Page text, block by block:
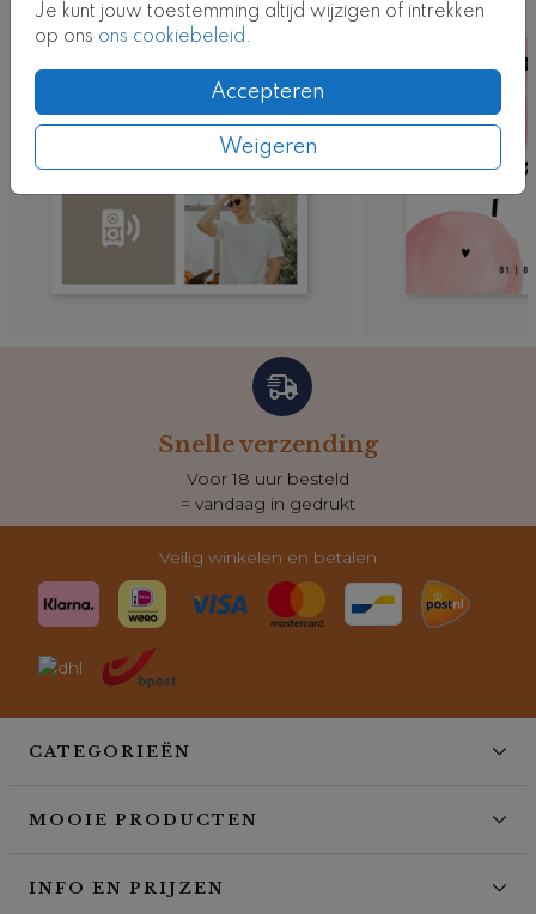
Je kunt jouw toestemming altijd wijzigen of intrekken
op ons ons cookiebeleid.
Accepteren
Weigeren
Snelle verzending
Voor 18 uur besteld
= vandaag in gedrukt
Veilig winkelen en betalen
CATEGORIEËN
MOOIE PRODUCTEN
INFO EN PRIJZEN